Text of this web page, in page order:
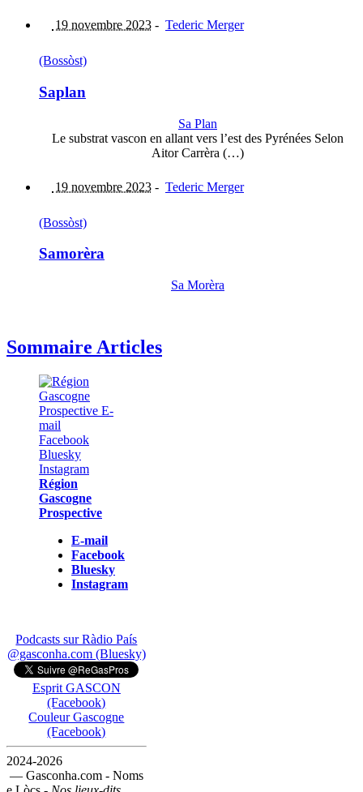
19 novembre 2023 - Tederic Merger
(Bossòst)
Saplan
Sa Plan
Le substrat vascon en allant vers l’est des Pyrénées Selon
Aitor Carrèra (…)
19 novembre 2023 - Tederic Merger
(Bossòst)
Samorèra
Sa Morèra
Sommaire Articles
Région
Gascogne
Prospective
E-mail
Facebook
Bluesky
Instagram
Podcasts sur Ràdio País
@gasconha.com (Bluesky)
Esprit GASCON
(Facebook)
Couleur Gascogne
(Facebook)
2024-2026
— Gasconha.com - Noms